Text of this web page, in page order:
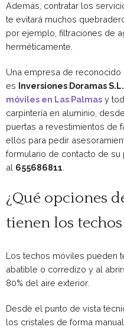
Además, contratar los
te evitará muchos
por ejemplo, filtraciones de
herméticamente.
Una empresa de
es Inversiones Doramas S.L.
móviles en Las Palmas y
carpintería en aluminio,
puertas a revestimientos de
ellos para pedir
formulario de contacto de
al 655686811
¿Qué opciones
tienen los
Los techos móviles pueden
abatible o corredizo y al
80% del aire exterior.
Desde el punto de vista
los cristales de forma